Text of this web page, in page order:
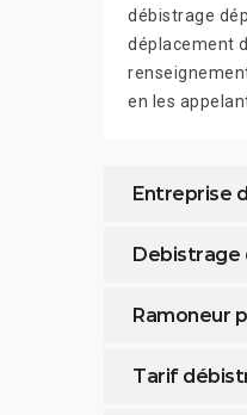
débistrage
déplacement
en les
Entreprise
Debistrage
Ramoneur
Tarif